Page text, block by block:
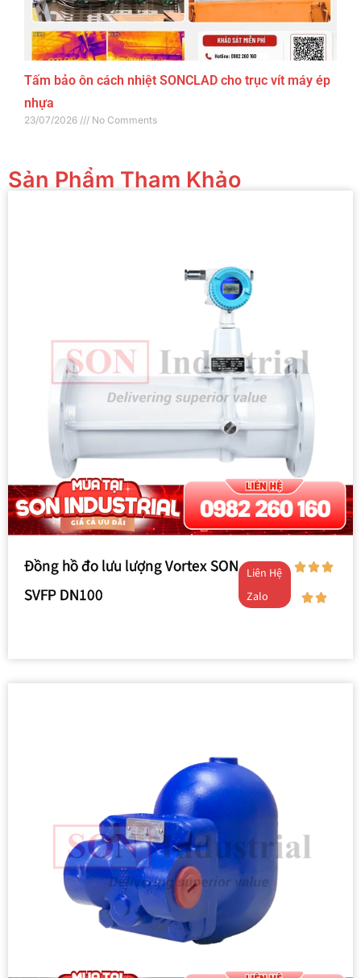
Tấm bảo ôn cách nhiệt SONCLAD cho trục vít máy ép
nhựa
23/07/2026 No Comments
Sản Phẩm Tham Khảo
Đồng hồ đo lưu lượng Vortex SON
SVFP DN100
Liên Hệ
Zalo